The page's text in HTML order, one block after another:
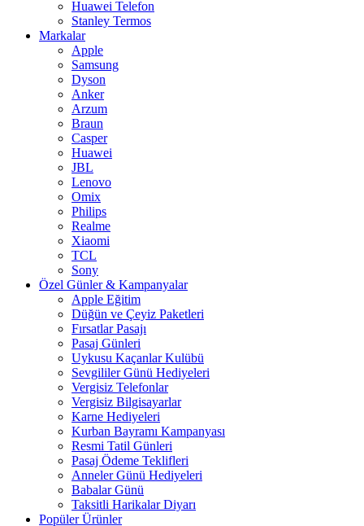
Huawei Telefon
Stanley Termos
Markalar
Apple
Samsung
Dyson
Anker
Arzum
Braun
Casper
Huawei
JBL
Lenovo
Omix
Philips
Realme
Xiaomi
TCL
Sony
Özel Günler & Kampanyalar
Apple Eğitim
Düğün ve Çeyiz Paketleri
Fırsatlar Pasajı
Pasaj Günleri
Uykusu Kaçanlar Kulübü
Sevgililer Günü Hediyeleri
Vergisiz Telefonlar
Vergisiz Bilgisayarlar
Karne Hediyeleri
Kurban Bayramı Kampanyası
Resmi Tatil Günleri
Pasaj Ödeme Teklifleri
Anneler Günü Hediyeleri
Babalar Günü
Taksitli Harikalar Diyarı
Popüler Ürünler